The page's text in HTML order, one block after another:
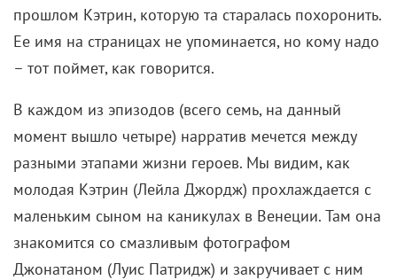
прошлом Кэтрин, которую та старалась похоронить.
Ее имя на страницах не упоминается, но кому надо
– тот поймет, как говорится.
В каждом из эпизодов (всего семь, на данный
момент вышло четыре) нарратив мечется между
разными этапами жизни героев. Мы видим, как
молодая Кэтрин (Лейла Джордж) прохлаждается с
маленьким сыном на каникулах в Венеции. Там она
знакомится со смазливым фотографом
Джонатаном (Луис Патридж) и закручивает с ним